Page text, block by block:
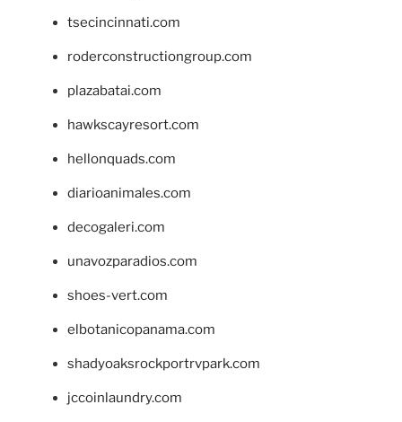
tsecincinnati.com
roderconstructiongroup.com
plazabatai.com
hawkscayresort.com
hellonquads.com
diarioanimales.com
decogaleri.com
unavozparadios.com
shoes-vert.com
elbotanicopanama.com
shadyoaksrockportrvpark.com
jccoinlaundry.com